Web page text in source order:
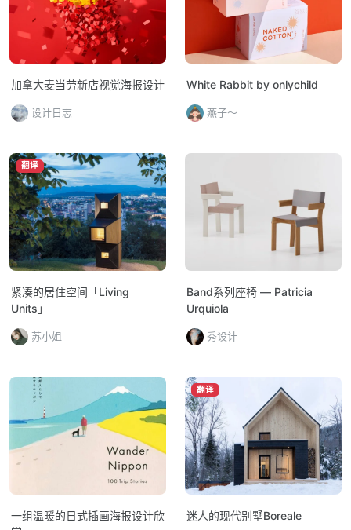
加拿大麦当劳新店视觉海报设计
设计日志
White Rabbit by onlychild
燕子～
翻译
紧凑的居住空间「Living
Units」
苏小姐
Band系列座椅 — Patricia
Urquiola
秀设计
一组温暖的日式插画海报设计欣
翻译
迷人的现代别墅Boreale